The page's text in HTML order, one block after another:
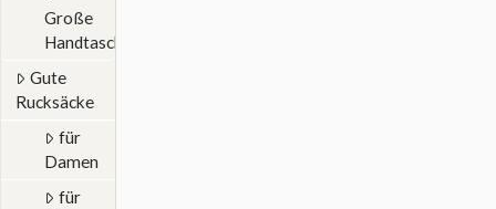
Große
Handtaschen
Gute
Rucksäcke
für
Damen
für